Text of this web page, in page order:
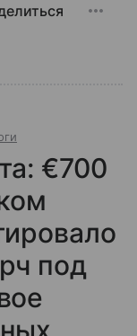
€700
под